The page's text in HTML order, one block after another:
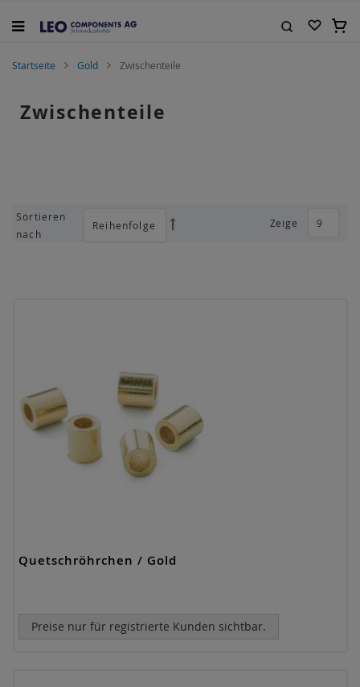
Inhalt
Startseite Gold Zwischenteile
Zwischenteile
Zeige
Sortieren
nach
Absteigend
Quetschröhrchen / Gold
Preise nur für registrierte Kunden sichtbar.